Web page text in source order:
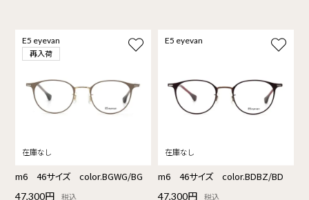
E5 eyevan
再入荷
m6 46サイズ color.BGWG/BG
47,300円 税込
E5 eyevan
m6 46サイズ color.BDBZ/BD
47,300円 税込